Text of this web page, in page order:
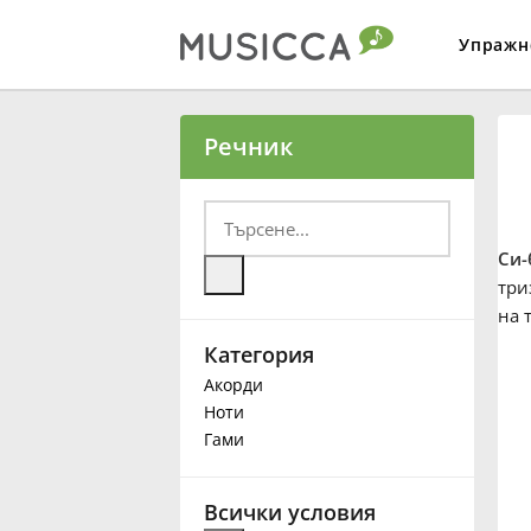
Български
Deutsch
Речник
Категория
Акорди
Ноти
Гами
Всички условия
на